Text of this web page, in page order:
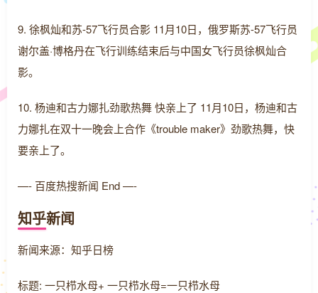
9. 徐枫灿和苏-57飞行员合影 11月10日，俄罗斯苏-57飞行员
谢尔盖·博格丹在飞行训练结束后与中国女飞行员徐枫灿合
影。 ​
10. 杨迪和古力娜扎劲歌热舞 快亲上了 11月10日，杨迪和古
力娜扎在双十一晚会上合作《trouble maker》劲歌热舞，快
要亲上了。
—- 百度热搜新闻 End —-
知乎新闻
新闻来源：知乎日榜
标题: 一只栉水母+ 一只栉水母=一只栉水母